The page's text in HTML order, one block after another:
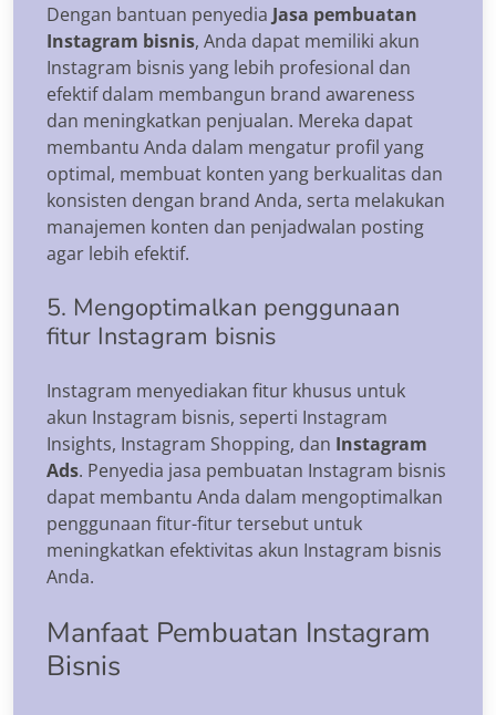
Dengan bantuan penyedia Jasa pembuatan
Instagram bisnis, Anda dapat memiliki akun
Instagram bisnis yang lebih profesional dan
efektif dalam membangun brand awareness
dan meningkatkan penjualan. Mereka dapat
membantu Anda dalam mengatur profil yang
optimal, membuat konten yang berkualitas dan
konsisten dengan brand Anda, serta melakukan
manajemen konten dan penjadwalan posting
agar lebih efektif.
5. Mengoptimalkan penggunaan
fitur Instagram bisnis
Instagram menyediakan fitur khusus untuk
akun Instagram bisnis, seperti Instagram
Insights, Instagram Shopping, dan Instagram
Ads. Penyedia jasa pembuatan Instagram bisnis
dapat membantu Anda dalam mengoptimalkan
penggunaan fitur-fitur tersebut untuk
meningkatkan efektivitas akun Instagram bisnis
Anda.
Manfaat Pembuatan Instagram
Bisnis